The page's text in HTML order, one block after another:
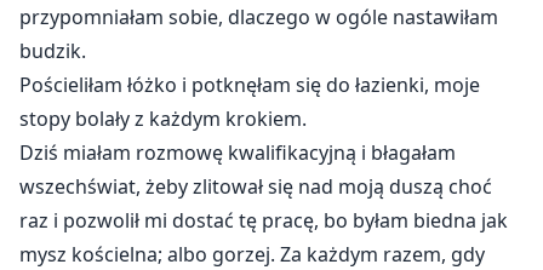
przypomniałam sobie, dlaczego w ogóle nastawiłam
budzik.
Pościeliłam łóżko i potknęłam się do łazienki, moje
stopy bolały z każdym krokiem.
Dziś miałam rozmowę kwalifikacyjną i błagałam
wszechświat, żeby zlitował się nad moją duszą choć
raz i pozwolił mi dostać tę pracę, bo byłam biedna jak
mysz kościelna; albo gorzej. Za każdym razem, gdy